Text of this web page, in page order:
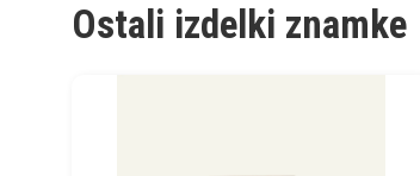
Ostali izdelki znamke